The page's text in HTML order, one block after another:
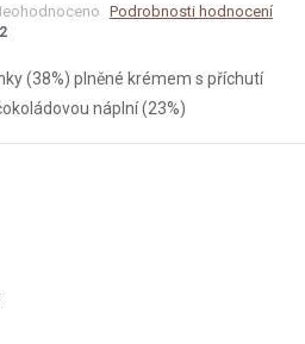
Podrobnosti hodnocení
(38%) plněné krémem s příchutí
náplní (23%)